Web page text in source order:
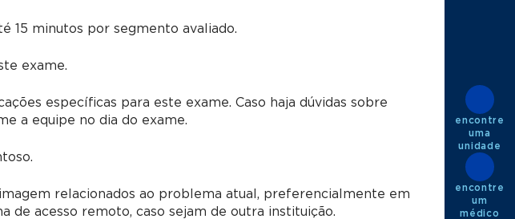
15 minutos por segmento avaliado.
exame.
específicas para este exame. Caso haja dúvidas sobre
a equipe no dia do exame.
relacionados ao problema atual, preferencialmente em
de acesso remoto, caso sejam de outra instituição.
encontre
uma
unidade
encontre
um
médico